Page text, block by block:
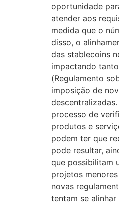
oportunidade
atender aos
medida que o
disso, o
das stablecoins
impactando
(Regulamento
imposição de
processo de
produtos e
podem ter que
pode resultar,
que possibilitam
projetos
novas
tentam se